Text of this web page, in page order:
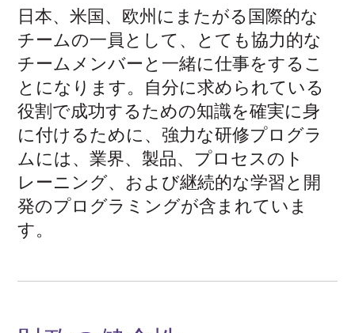
日本、米国、欧州にまたがる国際的な
チームの一員として、とても協力的な
チームメンバーと一緒に仕事をするこ
とになります。自分に求められている
役割で成功するための知識を確実に身
に付けるために、強力な研修プログラ
ムには、業界、製品、プロセスのト
レーニング、および継続的な学習と開
発のプログラミングが含まれていま
す。